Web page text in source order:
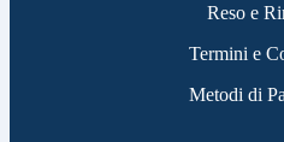
Reso e
Termini e
Metodi di